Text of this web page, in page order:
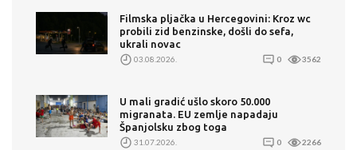
Filmska pljačka u Hercegovini: Kroz wc
probili zid benzinske, došli do sefa,
ukrali novac
03.08.2026. 0 3562
U mali gradić ušlo skoro 50.000
migranata. EU zemlje napadaju
Španjolsku zbog toga
31.07.2026. 0 2266